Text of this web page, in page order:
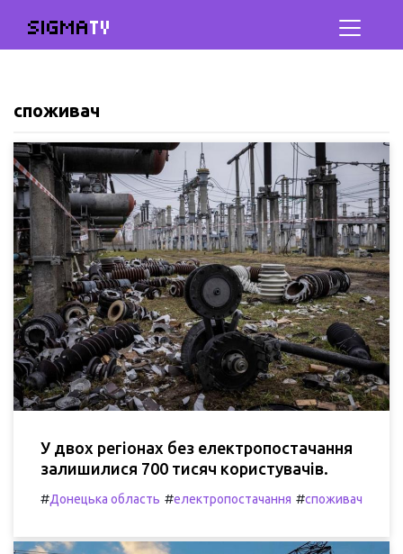
SIGMATV
споживач
У двох регіонах без електропостачання
залишилися 700 тисяч користувачів.
#Донецька область #електропостачання #споживач